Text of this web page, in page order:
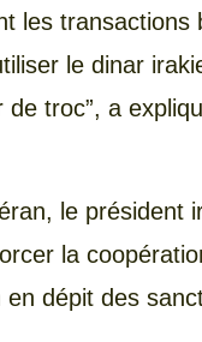
les transactions
le dinar
troc”, a
le président
la
en dépit des